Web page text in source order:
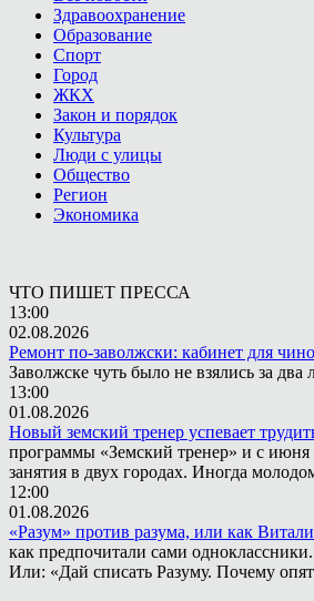
Здравоохранение
Образование
Спорт
Город
ЖКХ
Закон и порядок
Культура
Люди с улицы
Общество
Регион
Экономика
ЧТО ПИШЕТ ПРЕССА
13:00
02.08.2026
Ремонт по-заволжски: кабинет для
Заволжске чуть было не взялись за
13:00
01.08.2026
Новый земский тренер успевает
программы «Земский тренер» и с июня
занятия в двух городах. Иногда
12:00
01.08.2026
«Разум» против разума, или как
как предпочитали сами
Или: «Дай списать Разуму. Почему